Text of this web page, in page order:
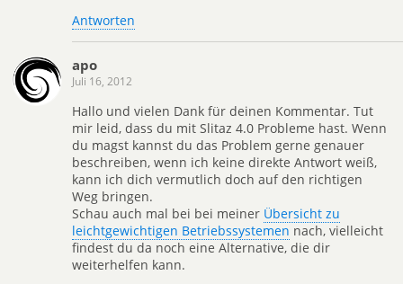
Antworten
apo
Juli 16, 2012
Hallo und vielen Dank für deinen Kommentar. Tut
mir leid, dass du mit Slitaz 4.0 Probleme hast. Wenn
du magst kannst du das Problem gerne genauer
beschreiben, wenn ich keine direkte Antwort weiß,
kann ich dich vermutlich doch auf den richtigen
Weg bringen.
Schau auch mal bei bei meiner Übersicht zu
leichtgewichtigen Betriebssystemen nach, vielleicht
findest du da noch eine Alternative, die dir
weiterhelfen kann.